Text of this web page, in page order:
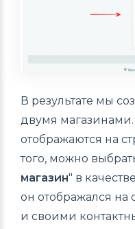
В результате мы
двумя
отображаются на
того, можно
магазин" в
он отображался на
и своими